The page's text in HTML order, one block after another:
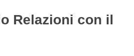
Relazioni con il